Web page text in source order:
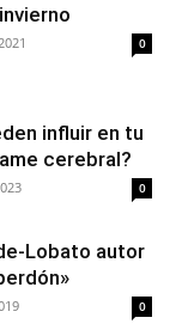
0
influir en tu
cerebral?
0
Lobato autor
0